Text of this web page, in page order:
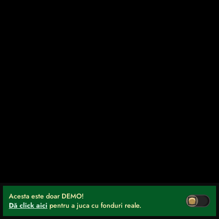
Acesta este doar DEMO!
Dă click aici pentru a juca cu fonduri reale.